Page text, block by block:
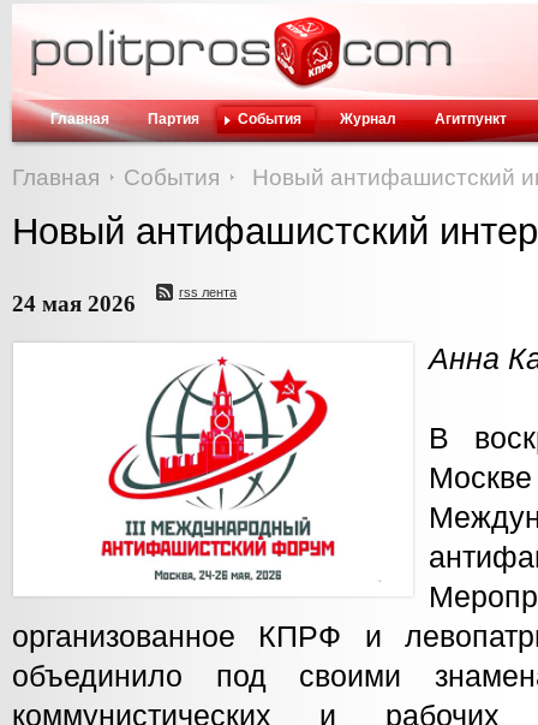
Главная Партия События Журнал Агитпункт
Главная События Новый антифашистский
Новый антифашистский
24 мая 2026 rss лента
Анна
В
организованное КПРФ и
объединило под своими
коммунистических и